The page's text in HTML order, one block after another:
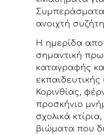
ανοιχτή
Η ημερίδα
σημαντική
καταγραφής
εκπαιδευτικής
Κορινθίας,
προσκήνιο
σχολικά
βιώματα που